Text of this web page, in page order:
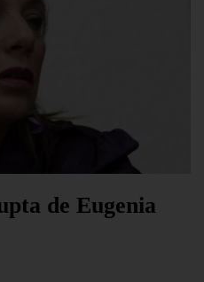
de Eugenia